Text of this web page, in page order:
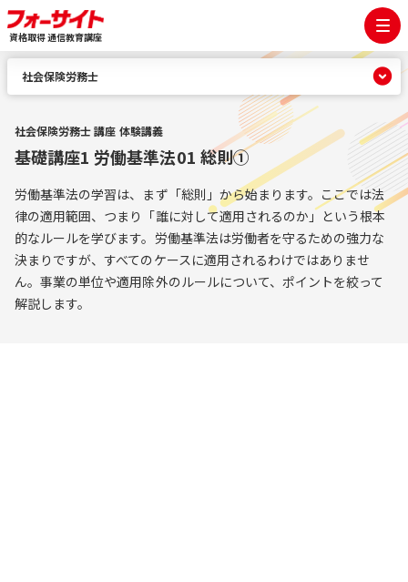
資格取得 通信教育講座
社会保険労務士 講座 体験講義
基礎講座1 労働基準法01 総則①
労働基準法の学習は、まず「総則」から始まります。ここでは法
律の適用範囲、つまり「誰に対して適用されるのか」という根本
的なルールを学びます。労働基準法は労働者を守るための強力な
決まりですが、すべてのケースに適用されるわけではありませ
ん。事業の単位や適用除外のルールについて、ポイントを絞って
解説します。
社会保険労務士